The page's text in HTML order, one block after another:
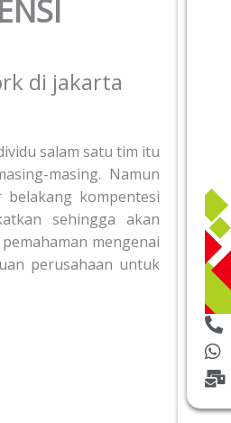
salam satu tim itu
masing. Namun
kompentesi
sehingga akan
mengenai
perusahaan untuk